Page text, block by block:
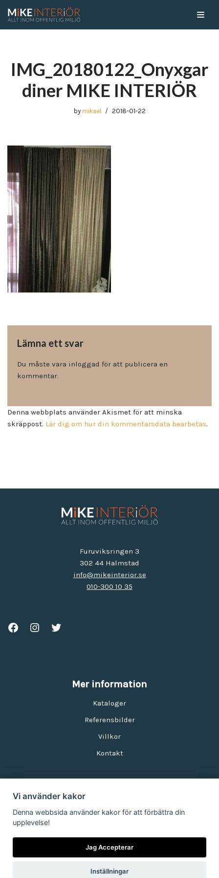
IMG_20180122_Onyxgar
diner MIKE INTERIÖR
by mikael 2018-01-22
Lämna ett svar
Du måste vara inloggad för att publicera en
kommentar.
Denna webbplats använder Akismet för att minska
skräppost. Lär dig om hur din kommentarsdata bearbetas.
Furuviksringen 3
302 44 Halmstad
info@mikeinterior.se
010-300 10 35
Mer information
Kataloger
Referensbilder
Villkor
Kontakt
Vi använder kakor
Denna webbsida använder kakor för att förbättra din
upplevelse!
Jag Accepterar
Inställningar